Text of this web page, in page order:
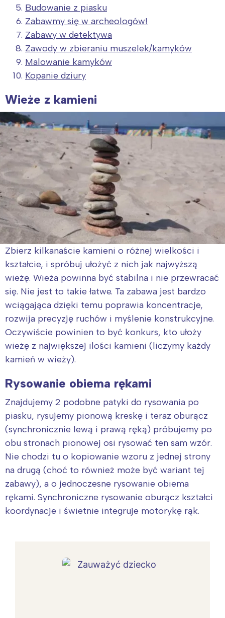
Budowanie z piasku
Zabawmy się w archeologów!
Zabawy w detektywa
Zawody w zbieraniu muszelek/kamyków
Malowanie kamyków
Kopanie dziury
Wieże z kamieni
Zbierz kilkanaście kamieni o różnej wielkości i
kształcie, i spróbuj ułożyć z nich jak najwyższą
wieżę. Wieża powinna być stabilna i nie przewracać
się. Nie jest to takie łatwe. Ta zabawa jest bardzo
wciągająca dzięki temu poprawia koncentracje,
rozwija precyzję ruchów i myślenie konstrukcyjne.
Oczywiście powinien to być konkurs, kto ułoży
wieżę z największej ilości kamieni (liczymy każdy
kamień w wieży).
Rysowanie obiema rękami
Znajdujemy 2 podobne patyki do rysowania po
piasku, rysujemy pionową kreskę i teraz oburącz
(synchronicznie lewą i prawą ręką) próbujemy po
obu stronach pionowej osi rysować ten sam wzór.
Nie chodzi tu o kopiowanie wzoru z jednej strony
na drugą (choć to również może być wariant tej
zabawy), a o jednoczesne rysowanie obiema
rękami. Synchroniczne rysowanie oburącz kształci
koordynacje i świetnie integruje motorykę rąk.